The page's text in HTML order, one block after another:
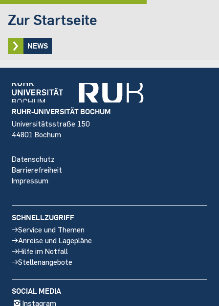
Zur Startseite
NEWS
Footer
RUHR-UNIVERSITÄT BOCHUM
Universitätsstraße 150
44801 Bochum
Datenschutz
Barrierefreiheit
Impressum
SCHNELLZUGRIFF
Service und Themen
Anreise und Lagepläne
Hilfe im Notfall
Stellenangebote
SOCIAL MEDIA
Instagram